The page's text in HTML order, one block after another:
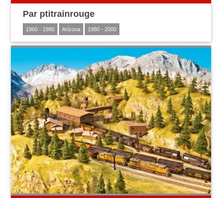
Par ptitrainrouge
1960 - 1980 Arizona 1980 - 2000